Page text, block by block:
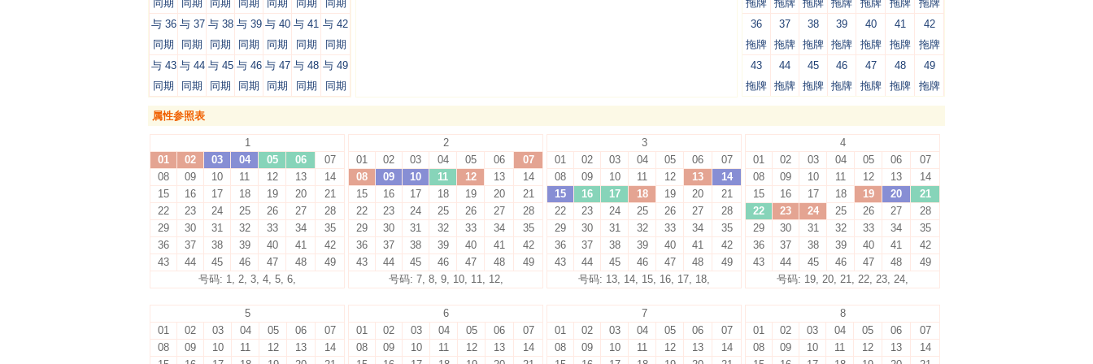
同期 同期 同期 同期 同期 同期
同期
与 36
同期
与 37
同期
与 38
同期
与 39
同期
与 40
同期
与 41
同期
与 42
同期
与 43
同期
与 44
同期
与 45
同期
与 46
同期
与 47
同期
与 48
同期
与 49
同期
拖牌 拖牌 拖牌 拖牌 拖牌 拖牌
拖牌
36
拖牌
37
拖牌
38
拖牌
39
拖牌
40
拖牌
41
拖牌
42
拖牌
43
拖牌
44
拖牌
45
拖牌
46
拖牌
47
拖牌
48
拖牌
49
拖牌
属性参照表
1
01
02 03 04 05 06
07
08
09 10 11 12 13
14
15
16 17 18 19 20
21
22
23 24 25 26 27
28
29
30 31 32 33 34
35
36
37 38 39 40 41
42
43
44 45 46 47 48
49
号码: 1, 2, 3, 4, 5, 6,
2
01
02 03 04 05 06
07
08
09 10 11 12 13
14
15
16 17 18 19 20
21
22
23 24 25 26 27
28
29
30 31 32 33 34
35
36
37 38 39 40 41
42
43
44 45 46 47 48
49
号码: 7, 8, 9, 10, 11, 12,
3
01
02 03 04 05 06
07
08
09 10 11 12 13
14
15
16 17 18 19 20
21
22
23 24 25 26 27
28
29
30 31 32 33 34
35
36
37 38 39 40 41
42
43
44 45 46 47 48
49
号码: 13, 14, 15, 16, 17, 18,
4
01
02 03 04 05 06
07
08
09 10 11 12 13
14
15
16 17 18 19 20
21
22
23 24 25 26 27
28
29
30 31 32 33 34
35
36
37 38 39 40 41
42
43
44 45 46 47 48
49
号码: 19, 20, 21, 22, 23, 24,
5
01
02 03 04 05 06
07
08
09 10 11 12 13
14
6
01
02 03 04 05 06
07
08
09 10 11 12 13
14
7
01
02 03 04 05 06
07
08
09 10 11 12 13
14
8
01
02 03 04 05 06
07
08
09 10 11 12 13
14